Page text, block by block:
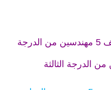
النتائج النهائية لمبارتي توظيف 5 مهندسين من الدرجة